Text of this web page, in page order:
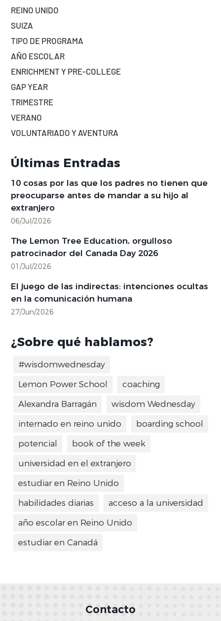
REINO UNIDO
SUIZA
TIPO DE PROGRAMA
AÑO ESCOLAR
ENRICHMENT Y PRE-COLLEGE
GAP YEAR
TRIMESTRE
VERANO
VOLUNTARIADO Y AVENTURA
Últimas Entradas
10 cosas por las que los padres no tienen que
preocuparse antes de mandar a su hijo al
extranjero
06/Jul/2026
The Lemon Tree Education, orgulloso
patrocinador del Canada Day 2026
01/Jul/2026
El juego de las indirectas: intenciones ocultas
en la comunicación humana
27/Jun/2026
¿Sobre qué hablamos?
#wisdomwednesday
Lemon Power School
coaching
Alexandra Barragán
wisdom Wednesday
internado en reino unido
boarding school
potencial
book of the week
universidad en el extranjero
estudiar en Reino Unido
habilidades diarias
acceso a la universidad
año escolar en Reino Unido
estudiar en Canadá
Contacto